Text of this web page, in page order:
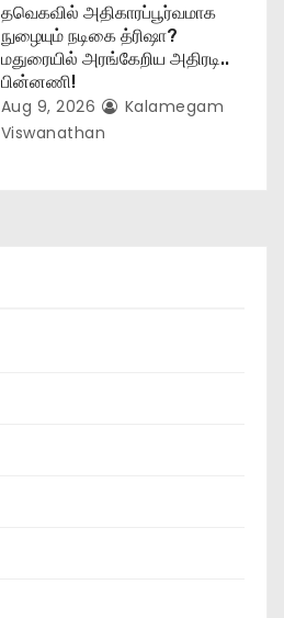
தவெகவில் அதிகாரப்பூர்வமாக
நுழையும் நடிகை த்ரிஷா?
மதுரையில் அரங்கேறிய அதிரடி..
பின்னணி!
Aug 9, 2026
Kalamegam
Viswanathan